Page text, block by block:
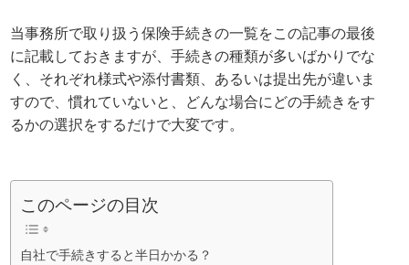
当事務所で取り扱う保険手続きの一覧をこの記事の最後
に記載しておきますが、手続きの種類が多いばかりでな
く、それぞれ様式や添付書類、あるいは提出先が違いま
すので、慣れていないと、どんな場合にどの手続きをす
るかの選択をするだけで大変です。
このページの目次
自社で手続きすると半日かかる？